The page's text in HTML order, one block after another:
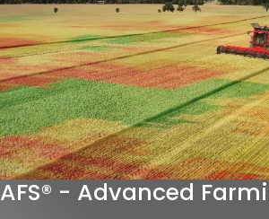
AFS® - Advanced